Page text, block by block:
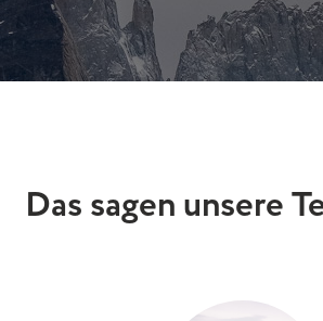
Das sagen unsere